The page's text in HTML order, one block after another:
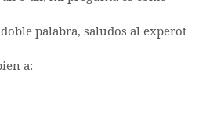
palabra, saludos al experot
a: